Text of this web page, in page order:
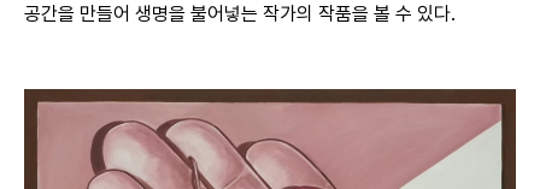
공간을 만들어 생명을 불어넣는 작가의 작품을 볼 수 있다.